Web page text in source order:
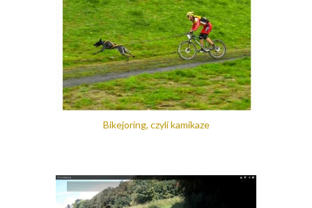
Bikejoring, czyli kamikaze